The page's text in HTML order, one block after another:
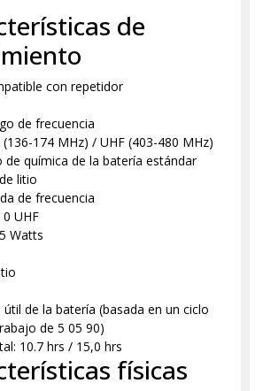
de
con repetidor
de frecuencia
(136-174 MHz) / UHF (403-480 MHz)
de química de la batería estándar
litio
de frecuencia
0 UHF
Watts
útil de la batería (basada en un ciclo
de 5 05 90)
10.7 hrs / 15,0 hrs
físicas